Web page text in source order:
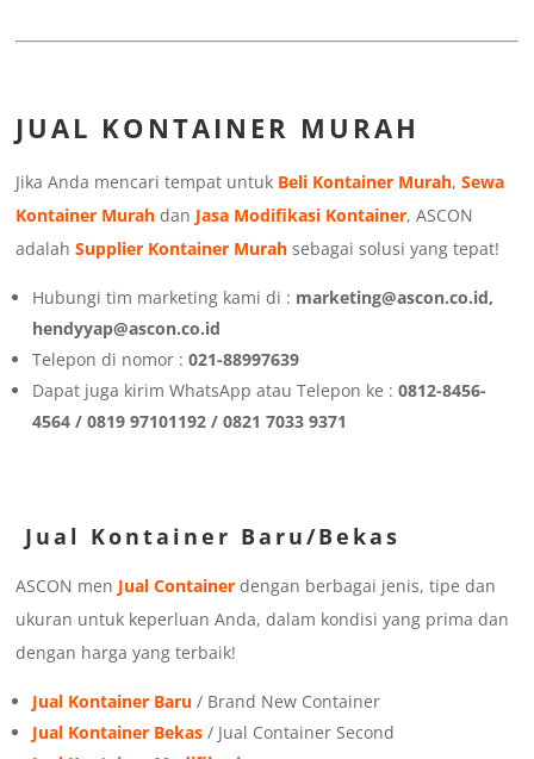
JUAL KONTAINER MURAH
Jika Anda mencari tempat untuk Beli Kontainer Murah,Sewa
Kontainer Murah dan Jasa Modifikasi Kontainer, ASCON
adalahSupplier Kontainer Murah sebagai solusi yang tepat!
Hubungi tim marketing kami di : marketing@ascon.co.id,
hendyyap@ascon.co.id
Telepon di nomor :021-88997639
Dapat juga kirim WhatsApp atau Telepon ke :0812-8456-
4564 / 0819 97101192 / 0821 7033 9371
Jual Kontainer Baru/Bekas
ASCON men Jual Container dengan berbagai jenis, tipe dan
ukuran untuk keperluan Anda, dalam kondisi yang prima dan
dengan harga yang terbaik!
Jual Kontainer Baru / Brand New Container
Jual Kontainer Bekas / Jual Container Second